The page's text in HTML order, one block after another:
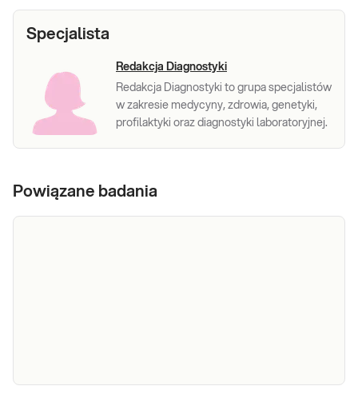
Specjalista
Redakcja Diagnostyki
Redakcja Diagnostyki to grupa specjalistów
w zakresie medycyny, zdrowia, genetyki,
profilaktyki oraz diagnostyki laboratoryjnej.
Powiązane badania